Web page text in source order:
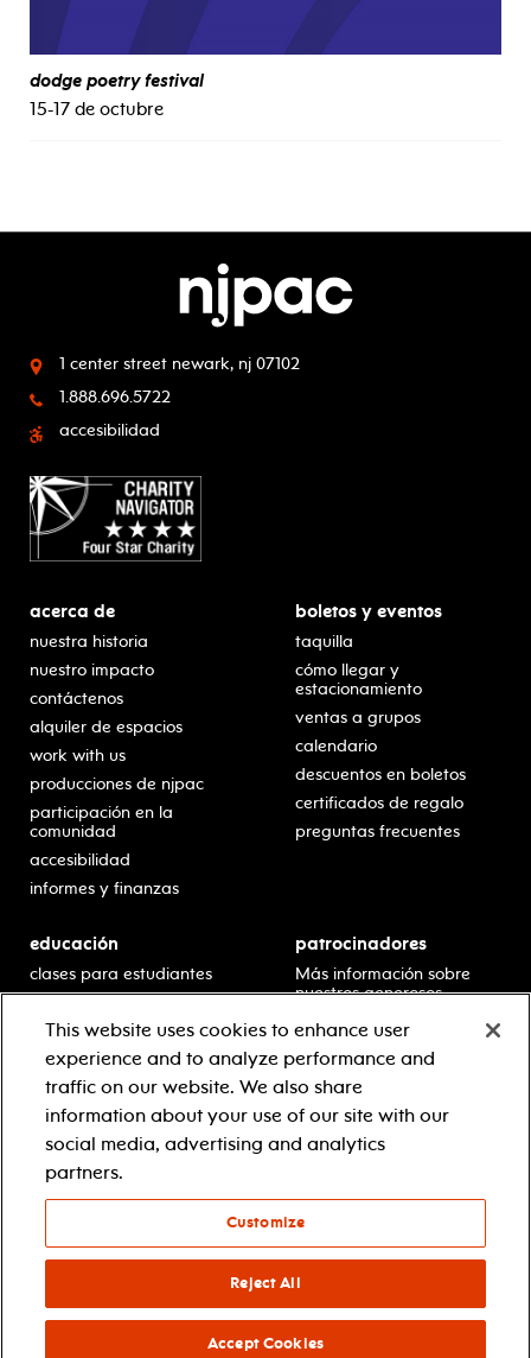
dodge poetry festival
15-17 de octubre
1 center street newark, nj 07102
1.888.696.5722
accesibilidad
acerca de
nuestra historia
nuestro impacto
contáctenos
alquiler de espacios
work with us
producciones de njpac
participación en la
comunidad
accesibilidad
informes y finanzas
boletos y eventos
taquilla
cómo llegar y
estacionamiento
ventas a grupos
calendario
descuentos en boletos
certificados de regalo
preguntas frecuentes
educación
clases para estudiantes
escolar
residencias en escuelas
desarrollo profesional
recursos para docentes
comuníquese con el
equipo educativo
patrocinadores
Más información sobre
nuestros generosos
facebooktwitterinstagram
your privacy choices
This website uses cookies to enhance user
experience and to analyze performance and
traffic on our website. We also share
information about your use of our site with our
social media, advertising and analytics
partners.
Customize
Reject All
Accept Cookies